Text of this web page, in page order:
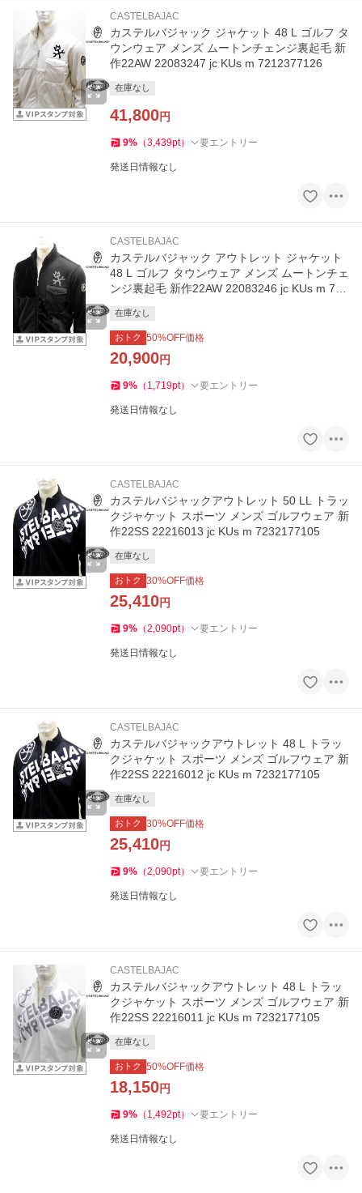
CASTELBAJAC
カステルバジャック ジャケット 48 L ゴルフ タ
ウンウェア メンズ ムートンチェンジ裏起毛 新
作22AW 22083247 jc KUs m 7212377126
在庫なし
41,800円
9% （3,439pt） 要エントリー
発送日情報なし
CASTELBAJAC
カステルバジャック アウトレット ジャケット
48 L ゴルフ タウンウェア メンズ ムートンチェ
ンジ裏起毛 新作22AW 22083246 jc KUs m 721
在庫なし
おトク 50%OFF価格
20,900円
9% （ 1,719pt） 要エントリー
発送日情報なし
CASTELBAJAC
カステルバジャックアウトレット 50 LL トラッ
クジャケット スポーツ メンズ ゴルフウェア 新
作22SS 22216013 jc KUs m 7232177105
在庫なし
おトク 30%OFF価格
25,410円
9% （2,090pt） 要エントリー
発送日情報なし
CASTELBAJAC
カステルバジャックアウトレット 48 L トラッ
クジャケット スポーツ メンズ ゴルフウェア 新
作22SS 22216012 jc KUs m 7232177105
在庫なし
おトク 30%OFF価格
25,410円
9% （2,090pt） 要エントリー
発送日情報なし
CASTELBAJAC
カステルバジャックアウトレット 48 L トラッ
クジャケット スポーツ メンズ ゴルフウェア 新
作22SS 22216011 jc KUs m 7232177105
在庫なし
おトク 50%OFF価格
18,150円
9% （ 1,492pt） 要エントリー
発送日情報なし